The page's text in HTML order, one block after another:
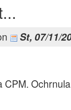
St, 07/11/